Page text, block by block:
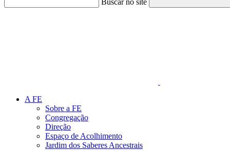
Buscar no site
A FE
Sobre a FE
Congregação
Direção
Espaço de Acolhimento
Jardim dos Saberes Ancestrais